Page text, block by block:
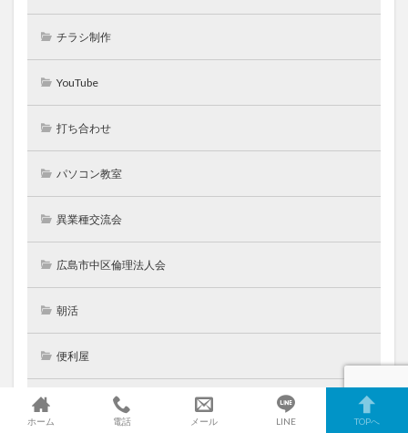
チラシ制作
YouTube
打ち合わせ
パソコン教室
異業種交流会
広島市中区倫理法人会
朝活
便利屋
前田ってこんな人
ホーム 電話 メール LINE TOPへ